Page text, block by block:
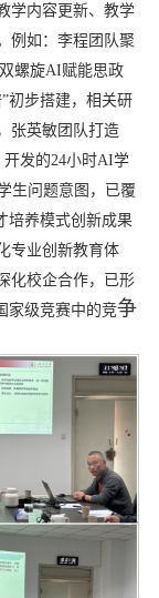
学内容更新、教学
例如：李程团队聚
螺旋AI赋能思政
初步搭建，相关研
张英敏团队打造
开发的24小时AI学
生问题意图，已覆
培养模式创新成果
专业创新教育体
化校企合作，已形
家级竞赛中的竞争